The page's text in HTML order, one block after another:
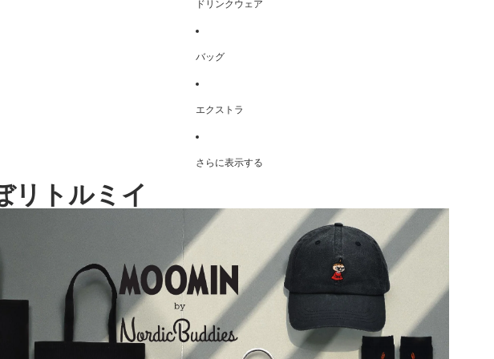
ドリンクウェア
バッグ
エクストラ
さらに表示する
リトルミイ